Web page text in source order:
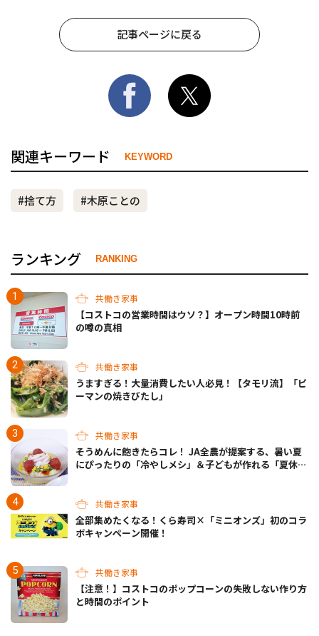
記事ページに戻る
関連キーワード KEYWORD
#捨て方 #木原ことの
ランキング RANKING
共働き家事
【コストコの営業時間はウソ？】オープン時間10時前
の噂の真相
共働き家事
うますぎる！大量消費したい人必見！【タモリ流】「ピ
ーマンの焼きびたし」
共働き家事
そうめんに飽きたらコレ！ JA全農が提案する、暑い夏
にぴったりの「冷やしメシ」＆子どもが作れる「夏休み
共働き家事
全部集めたくなる！くら寿司×「ミニオンズ」初のコラ
ボキャンペーン開催！
共働き家事
【注意！】コストコのポップコーンの失敗しない作り方
と時間のポイント